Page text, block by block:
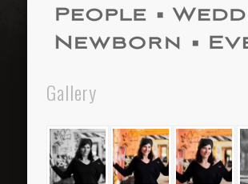
Gallery